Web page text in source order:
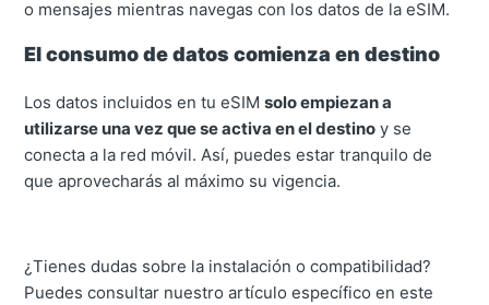
o mensajes mientras navegas con los datos de la eSIM.
El consumo de datos comienza en destino
Los datos incluidos en tu eSIMsolo empiezan a
utilizarse una vez que se activa en el destino y se
conecta a la red móvil. Así, puedes estar tranquilo de
que aprovecharás al máximo su vigencia.
¿Tienes dudas sobre la instalación o compatibilidad?
Puedes consultar nuestro artículo específico en este